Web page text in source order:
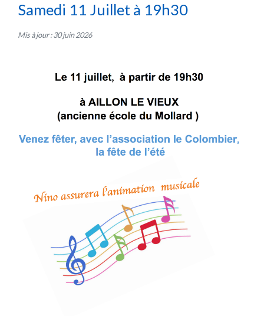
Samedi 11 Juillet à 19h30
Mis à jour : 30 juin 2026